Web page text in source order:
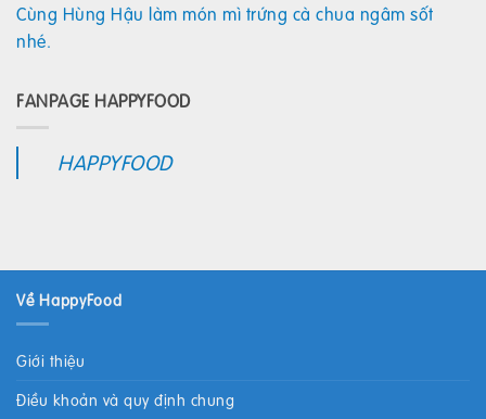
Cùng Hùng Hậu làm món mì trứng cà chua ngâm sốt
nhé.
FANPAGE HAPPYFOOD
HAPPYFOOD
Về HappyFood
Giới thiệu
Điều khoản và quy định chung